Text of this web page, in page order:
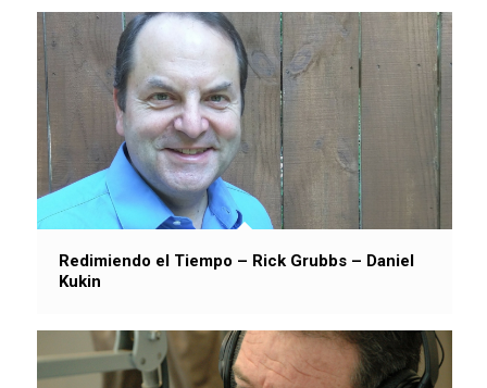
Redimiendo el Tiempo – Rick Grubbs – Daniel
Kukin